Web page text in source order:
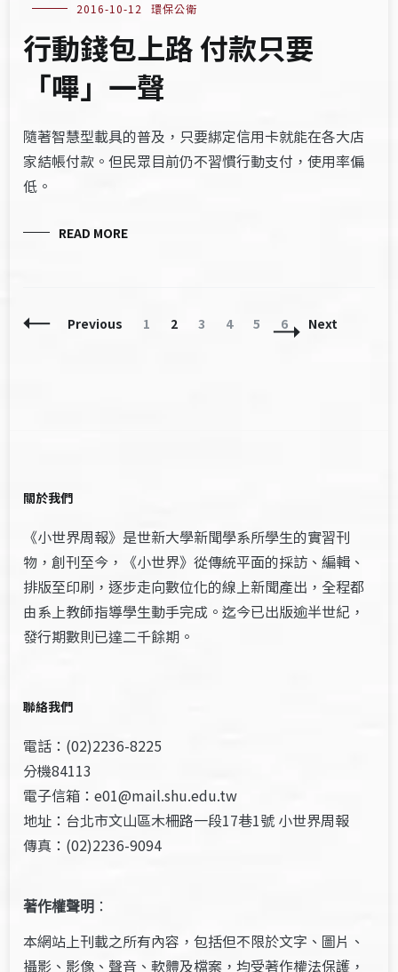
2016-10-12 環保公衛
行動錢包上路 付款只要
「嗶」一聲
隨著智慧型載具的普及，只要綁定信用卡就能在各大店
家結帳付款。但民眾目前仍不習慣行動支付，使用率偏
低。
READ MORE
Posts
Previous Page
1 Page
2 Page
3 Page
4 Page
5 Page
6 Next
關於我們
《小世界周報》是世新大學新聞學系所學生的實習刊
物，創刊至今，《小世界》從傳統平面的採訪、編輯、
排版至印刷，逐步走向數位化的線上新聞產出，全程都
由系上教師指導學生動手完成。迄今已出版逾半世紀，
發行期數則已達二千餘期。
聯絡我們
電話：(02)2236-8225
分機84113
電子信箱：e01@mail.shu.edu.tw
地址：台北市文山區木柵路一段17巷1號 小世界周報
傳真：(02)2236-9094
著作權聲明 ：
本網站上刊載之所有內容，包括但不限於文字、圖片、
攝影、影像、聲音、軟體及檔案，均受著作權法保護，